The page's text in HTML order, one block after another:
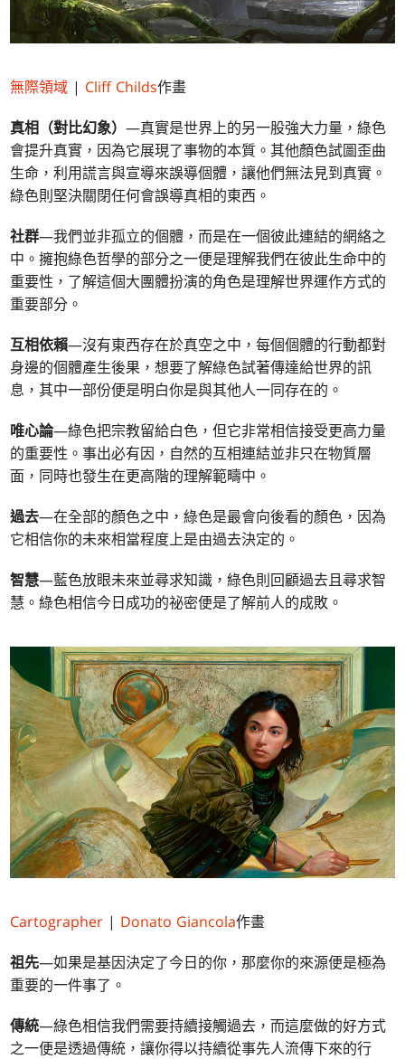
無際領域 | Cliff Childs作畫
真相（對比幻象）—真實是世界上的另一股強大力量，綠色
會提升真實，因為它展現了事物的本質。其他顏色試圖歪曲
生命，利用謊言與宣導來誤導個體，讓他們無法見到真實。
綠色則堅決關閉任何會誤導真相的東西。
社群—我們並非孤立的個體，而是在一個彼此連結的網絡之
中。擁抱綠色哲學的部分之一便是理解我們在彼此生命中的
重要性，了解這個大團體扮演的角色是理解世界運作方式的
重要部分。
互相依賴—沒有東西存在於真空之中，每個個體的行動都對
身邊的個體產生後果，想要了解綠色試著傳達給世界的訊
息，其中一部份便是明白你是與其他人一同存在的。
唯心論—綠色把宗教留給白色，但它非常相信接受更高力量
的重要性。事出必有因，自然的互相連結並非只在物質層
面，同時也發生在更高階的理解範疇中。
過去—在全部的顏色之中，綠色是最會向後看的顏色，因為
它相信你的未來相當程度上是由過去決定的。
智慧—藍色放眼未來並尋求知識，綠色則回顧過去且尋求智
慧。綠色相信今日成功的祕密便是了解前人的成敗。
Cartographer | Donato Giancola作畫
祖先—如果是基因決定了今日的你，那麼你的來源便是極為
重要的一件事了。
傳統—綠色相信我們需要持續接觸過去，而這麼做的好方式
之一便是透過傳統，讓你得以持續從事先人流傳下來的行